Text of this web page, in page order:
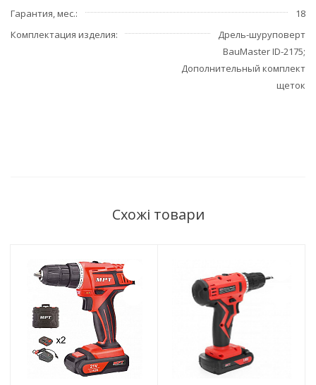
Гарантия, мес.
18
Комплектация изделия
Дрель-шуруповерт
BauMaster ID-2175;
Дополнительный комплект
щеток
Схожі товари